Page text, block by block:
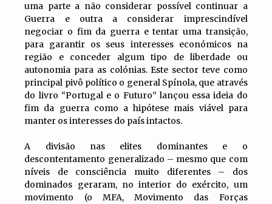
uma parte a não considerar possível continuar a
Guerra e outra a considerar imprescindível
negociar o fim da guerra e tentar uma transição,
para garantir os seus interesses económicos na
região e conceder algum tipo de liberdade ou
autonomia para as colónias. Este sector teve como
principal pivô político o general Spínola, que através
do livro “Portugal e o Futuro” lançou essa ideia do
fim da guerra como a hipótese mais viável para
manter os interesses do país intactos.
A divisão nas elites dominantes e o
descontentamento generalizado – mesmo que com
níveis de consciência muito diferentes – dos
dominados geraram, no interior do exército, um
movimento (o MFA, Movimento das Forças